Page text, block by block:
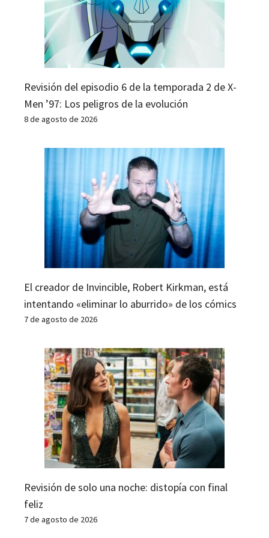
Revisión del episodio 6 de la temporada 2 de X-
Men ’97: Los peligros de la evolución
8 de agosto de 2026
El creador de Invincible, Robert Kirkman, está
intentando «eliminar lo aburrido» de los cómics
7 de agosto de 2026
Revisión de solo una noche: distopía con final
feliz
7 de agosto de 2026